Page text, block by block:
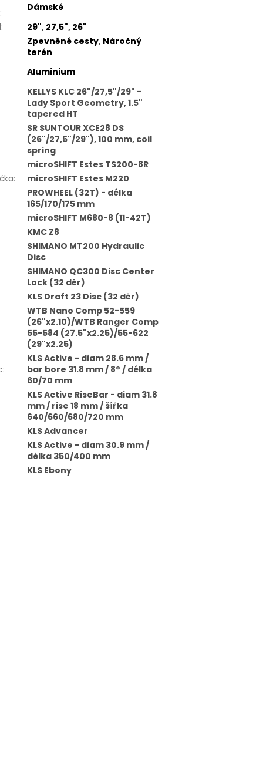
:
Dámské
: 29", 27,5", 26"
Zpevněné cesty, Náročný
terén
Aluminium
KELLYS KLC 26"/27,5"/29" -
Lady Sport Geometry, 1.5"
tapered HT
SR SUNTOUR XCE28 DS
(26"/27,5"/29"), 100 mm, coil
spring
microSHIFT Estes TS200-8R
:
microSHIFT Estes M220
PROWHEEL (32T) - délka
165/170/175 mm
microSHIFT M680-8 (11-42T)
KMC Z8
SHIMANO MT200 Hydraulic
Disc
SHIMANO QC300 Disc Center
Lock (32 děr)
KLS Draft 23 Disc (32 děr)
WTB Nano Comp 52-559
(26"x2.10)/WTB Ranger Comp
55-584 (27.5"x2.25)/55-622
(29"x2.25)
:
KLS Active - diam 28.6 mm /
bar bore 31.8 mm / 8° / délka
60/70 mm
KLS Active RiseBar - diam 31.8
mm / rise 18 mm / šířka
640/660/680/720 mm
KLS Advancer
KLS Active - diam 30.9 mm /
délka 350/400 mm
KLS Ebony